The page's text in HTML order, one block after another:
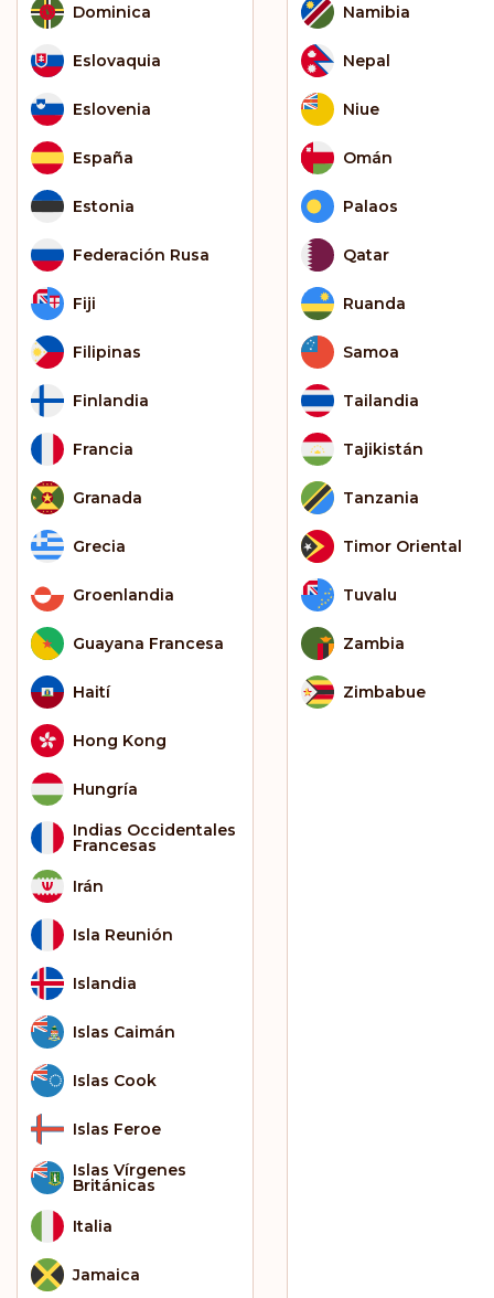
Dominica
Eslovaquia
Eslovenia
España
Estonia
Federación Rusa
Fiji
Filipinas
Finlandia
Francia
Granada
Grecia
Groenlandia
Guayana Francesa​​​​
Haití
Hong Kong
Hungría
Indias Occidentales
Francesas
Irán
Isla Reunión
Islandia
Islas Caimán
Islas Cook
Islas Feroe
Islas Vírgenes
Británicas
Italia
Jamaica
Namibia
Nepal
Niue
Omán
Palaos
Qatar
Ruanda
Samoa
Tailandia
Tajikistán
Tanzania
Timor Oriental
Tuvalu
Zambia
Zimbabue